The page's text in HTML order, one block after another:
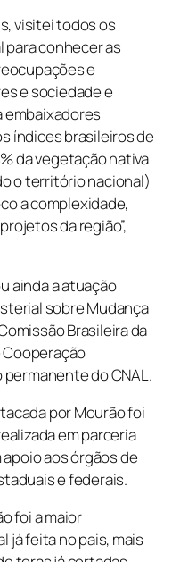
visitei todos os
para conhecer as
e
e sociedade e
embaixadores
índices brasileiros de
da vegetação nativa
o território nacional)
a complexidade,
da região”,
ainda a atuação
sobre Mudança
Brasileira da
Cooperação
do CNAL.
por Mourão foi
em parceria
apoio aos órgãos de
e federais.
foi a maior
já feita no pais, mais